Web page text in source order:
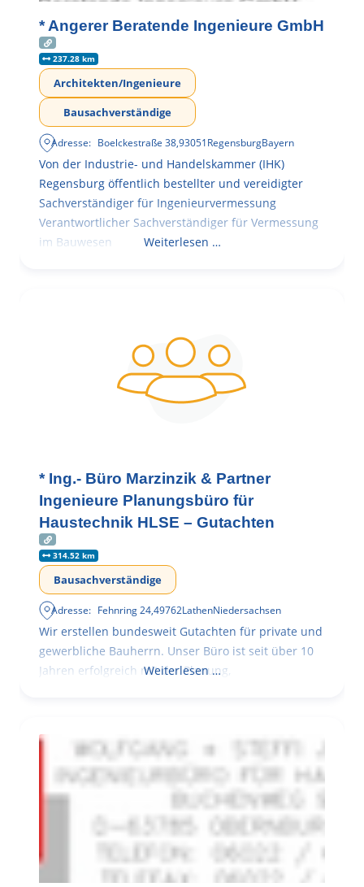
* Angerer Beratende Ingenieure GmbH
237.28 km
Architekten/Ingenieure
Bausachverständige
Adresse: Boelckestraße 38,93051RegensburgBayern
Von der Industrie- und Handelskammer (IHK)
Regensburg öffentlich bestellter und vereidigter
Sachverständiger für Ingenieurvermessung
Verantwortlicher Sachverständiger für Vermessung
im Bauwesen
Weiterlesen …
* Ing.- Büro Marzinzik & Partner
Ingenieure Planungsbüro für
Haustechnik HLSE – Gutachten
314.52 km
Bausachverständige
Adresse: Fehnring 24,49762LathenNiedersachsen
Wir erstellen bundesweit Gutachten für private und
gewerbliche Bauherrn. Unser Büro ist seit über 10
Jahren erfolgreich mit der Planung,
Weiterlesen …